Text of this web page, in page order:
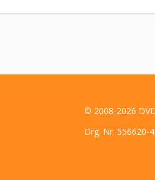
© 2008-2026
Org. Nr. 556620-